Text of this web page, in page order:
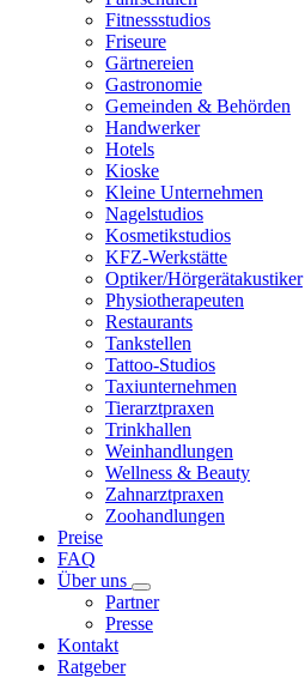
Fitnessstudios
Friseure
Gärtnereien
Gastronomie
Gemeinden & Behörden
Handwerker
Hotels
Kioske
Kleine Unternehmen
Nagelstudios
Kosmetikstudios
KFZ-Werkstätte
Optiker/Hörgerätakustiker
Physiotherapeuten
Restaurants
Tankstellen
Tattoo-Studios
Taxiunternehmen
Tierarztpraxen
Trinkhallen
Weinhandlungen
Wellness & Beauty
Zahnarztpraxen
Zoohandlungen
Preise
FAQ
Über uns
Partner
Presse
Kontakt
Ratgeber